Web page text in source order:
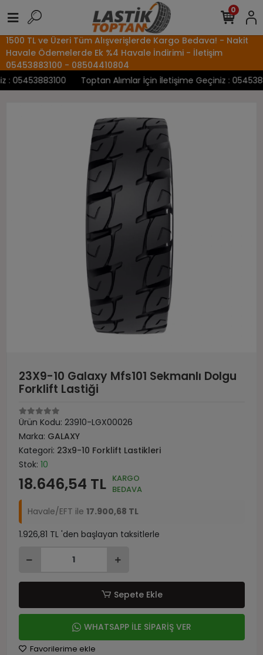
1500 TL ve Üzeri Tüm Alışverişlerde Kargo Bedava! - Nakit
Havale Ödemelerde Ek %4 Havale İndirimi - İletişim
05453883100 - 08504410804
Toptan Alımlar İçin İletişime Geçiniz :
0
23X9-10 Galaxy Mfs101 Sekmanlı Dolgu
Forklift Lastiği
Ürün Kodu: 23910-LGX00026
Marka: GALAXY
Kategori: 23x9-10 Forklift Lastikleri
Stok: 10
18.646,54 TL KARGO
BEDAVA
Havale/EFT ile 17.900,68 TL
1.926,81 TL 'den başlayan taksitlerle
Sepete Ekle
WHATSAPP İLE SİPARİŞ VER
Favorilerime ekle